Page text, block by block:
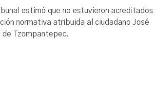
estimó que no estuvieron acreditados
normativa atribuida al ciudadano José
de Tzompantepec.